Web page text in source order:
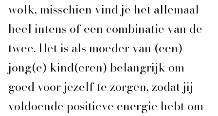
wolk, misschien vind je het allemaal
heel intens of een combinatie van de
twee. Het is als moeder van (een)
jong(e) kind(eren) belangrijk om
goed voor jezelf te zorgen, zodat jij
voldoende positieve energie hebt om